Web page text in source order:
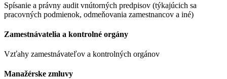
Spísanie a právny audit vnútorných predpisov (týkajúcich sa
pracovných podmienok, odmeňovania zamestnancov a iné)
Zamestnávatelia a kontrolné orgány
Vzťahy zamestnávateľov a kontrolných orgánov
Manažérske zmluvy